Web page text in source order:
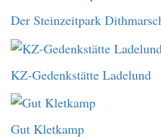
Der Steinzeitpark
KZ-Gedenkstätte Ladelund
Gut Kletkamp